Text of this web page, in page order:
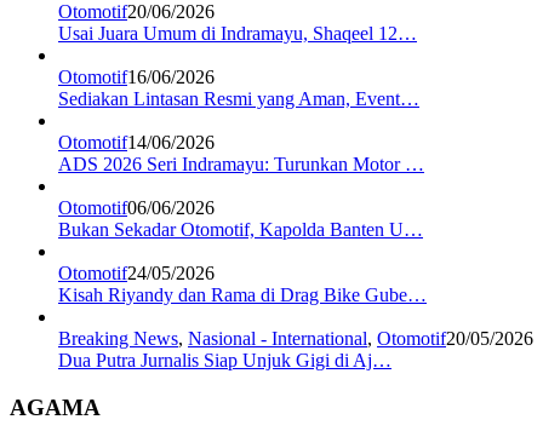
Otomotif20/06/2026
Usai Juara Umum di Indramayu, Shaqeel 12…
Otomotif16/06/2026
Sediakan Lintasan Resmi yang Aman, Event…
Otomotif14/06/2026
ADS 2026 Seri Indramayu: Turunkan Motor …
Otomotif06/06/2026
Bukan Sekadar Otomotif, Kapolda Banten U…
Otomotif24/05/2026
Kisah Riyandy dan Rama di Drag Bike Gube…
Breaking News, Nasional - International, Otomotif20/05/2026
Dua Putra Jurnalis Siap Unjuk Gigi di Aj…
AGAMA